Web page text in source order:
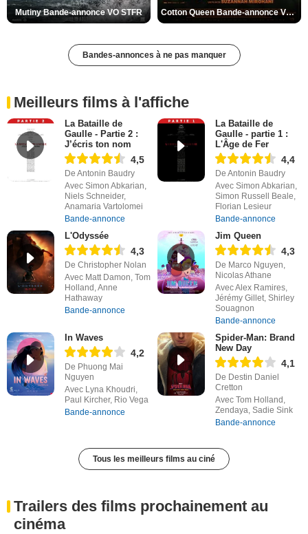
Mutiny Bande-annonce VO STFR Cotton Queen Bande-annonce VO STFR
Bandes-annonces à ne pas manquer
Meilleurs films à l'affiche
La Bataille de
Gaulle - Partie 2 :
J’écris ton nom
4,5
De Antonin Baudry
Avec Simon Abkarian,
Niels Schneider,
Anamaria Vartolomei
Bande-annonce
La Bataille de
Gaulle - partie 1 :
L'Âge de Fer
4,4
De Antonin Baudry
Avec Simon Abkarian,
Simon Russell Beale,
Florian Lesieur
Bande-annonce
L'Odyssée
4,3
De Christopher Nolan
Avec Matt Damon, Tom
Holland, Anne
Hathaway
Bande-annonce
Jim Queen
4,3
De Marco Nguyen,
Nicolas Athane
Avec Alex Ramires,
Jérémy Gillet, Shirley
Souagnon
Bande-annonce
In Waves
4,2
De Phuong Mai
Nguyen
Avec Lyna Khoudri,
Paul Kircher, Rio Vega
Bande-annonce
Spider-Man: Brand
New Day
4,1
De Destin Daniel
Cretton
Avec Tom Holland,
Zendaya, Sadie Sink
Bande-annonce
Tous les meilleurs films au ciné
Trailers des films prochainement au
cinéma